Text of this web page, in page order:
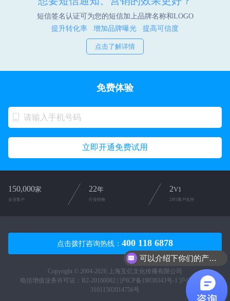
短信签名认证可为您的短信加上品牌名称和LOGO
提升转化率 增加品牌曝光 提高可信度
点击了解详情
免费体验
立即开通免费试用
150,000家
企业客户
22年
行业经验
2V1
2对1客户支持
点击拨打咨询热线： 400 118 6878
Copyright © 2004-2026 上海互亿文化传播有限公司
电信增值业务许可证：B2-20160082 | 沪ICP备19038343号-1 沪公网安备
31011502014756号
可以介绍下你们的产品么？